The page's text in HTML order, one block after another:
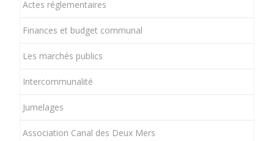
Actes réglementaires
Finances et budget communal
Les marchés publics
Intercommunalité
Jumelages
Association Canal des Deux Mers